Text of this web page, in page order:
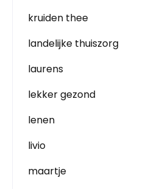
kruiden thee
landelijke thuiszorg
laurens
lekker gezond
lenen
livio
maartje